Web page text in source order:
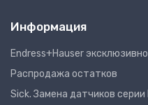
Информация
Endress+Hauser
Распродажа остатков
Sick. Замена датчиков серии